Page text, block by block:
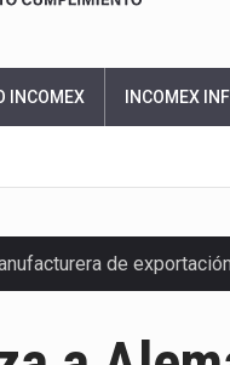
INCOMEX INCOMEX
de